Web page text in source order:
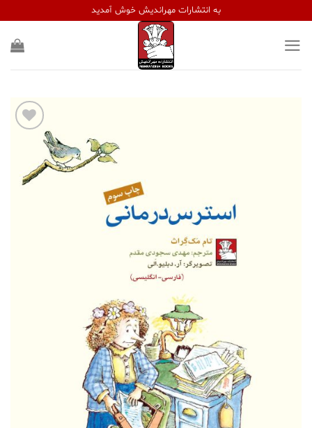
content
به انتشارات مهراندیش خوش آمدید
علاقه
مندی